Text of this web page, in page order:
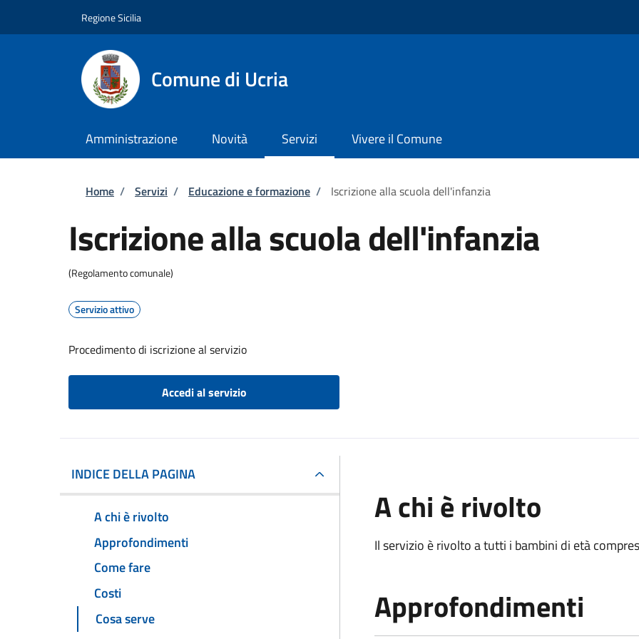
Regione Sicilia
Comune di Ucria
Amministrazione Novità Servizi Vivere il Comune
Briciole di pane
Home / Servizi / Educazione e formazione / Iscrizione alla scuola dell'infanzia
Iscrizione alla scuola dell'infanzia
(Regolamento comunale)
Servizio attivo
Procedimento di iscrizione al servizio
Accedi al servizio
INDICE DELLA PAGINA
A chi è rivolto
Approfondimenti
Come fare
Costi
Cosa serve
A chi è rivolto
Il servizio è rivolto a tutti i bambini di età
Approfondimenti